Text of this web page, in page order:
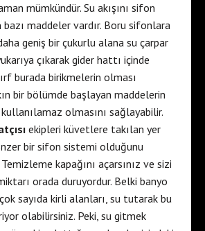
mümkündür. Su akışını sifon
maddeler vardır. Boru sifonlara
geniş bir çukurlu alana su çarpar
çıkarak gider hattı içinde
burada birikmelerin olması
bir bölümde başlayan maddelerin
olmasını sağlayabilir.
ekipleri küvetlere takılan yer
bir sifon sistemi olduğunu
kapağını açarsınız ve sizi
orada duruyordur. Belki banyo
sayıda kirli alanları, su tutarak bu
olabilirsiniz. Peki, su gitmek